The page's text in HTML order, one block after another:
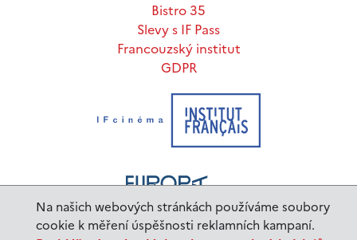
Na našich webových stránkách používáme soubory
cookie k měření úspěšnosti reklamních kampaní.
Bistro 35
Slevy s IF Pass
Francouzský institut
GDPR